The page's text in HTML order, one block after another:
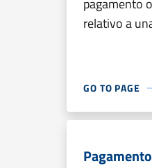
pagamento
relativo a
GO TO PAGE